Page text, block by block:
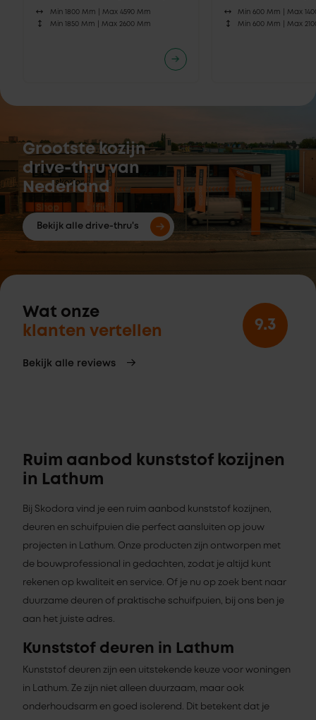
Min 1800 Mm | Max 4590 Mm
Min 1850 Mm | Max 2600 Mm
Min 600 Mm |Max
Min 600 Mm |Max
Grootste kozijn
drive-thru van
Nederland
Bekijk alle drive-thru's
Wat onze
klanten vertellen
Bekijk alle reviews
9.3
Ruim aanbod kunststof kozijnen
in Lathum
Bij Skodora vind je een ruim aanbod kunststof kozijnen,
deuren en schuifpuien die perfect aansluiten op jouw
projecten in Lathum. Onze producten zijn ontworpen met
de bouwprofessional in gedachten, zodat je altijd kunt
rekenen op kwaliteit en service. Of je nu op zoek bent naar
duurzame deuren of praktische schuifpuien, bij ons ben je
aan het juiste adres.
Kunststof deuren in Lathum
Kunststof deuren zijn een uitstekende keuze voor woningen
in Lathum. Ze zijn niet alleen duurzaam, maar ook
onderhoudsarm en goed isolerend. Dit betekent dat je